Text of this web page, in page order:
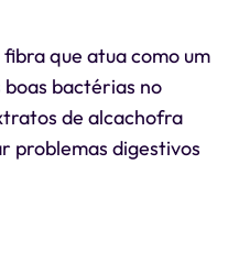
que atua como um
bactérias no
de alcachofra
problemas digestivos